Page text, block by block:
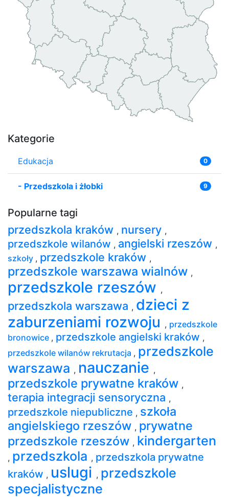
Kategorie
Edukacja 0
- Przedszkola i żłobki 9
Popularne tagi
przedszkola kraków , nursery ,
przedszkole wilanów , angielski rzeszów ,
szkoły , przedszkole kraków ,
przedszkole warszawa wialnów ,
przedszkole rzeszów ,
przedszkola warszawa , dzieci z
zaburzeniami rozwoju , przedszkole
bronowice , przedszkole angielski kraków ,
przedszkole wilanów rekrutacja , przedszkole
warszawa , nauczanie ,
przedszkole prywatne kraków ,
terapia integracji sensoryczna ,
przedszkole niepubliczne , szkoła
angielskiego rzeszów , prywatne
przedszkole rzeszów , kindergarten
, przedszkola , przedszkola prywatne
kraków , uslugi , przedszkole
specjalistyczne